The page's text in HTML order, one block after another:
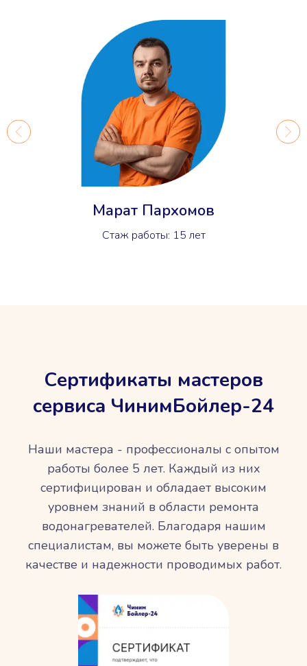
Марат Пархомов
Стаж работы: 15 лет
Сертификаты мастеров
сервиса ЧинимБойлер-24
Наши мастера - профессионалы с опытом
работы более 5 лет. Каждый из них
сертифицирован и обладает высоким
уровнем знаний в области ремонта
водонагревателей. Благодаря нашим
специалистам, вы можете быть уверены в
качестве и надежности проводимых работ.